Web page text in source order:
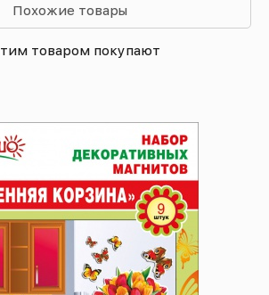
Похожие товары
товаром покупают